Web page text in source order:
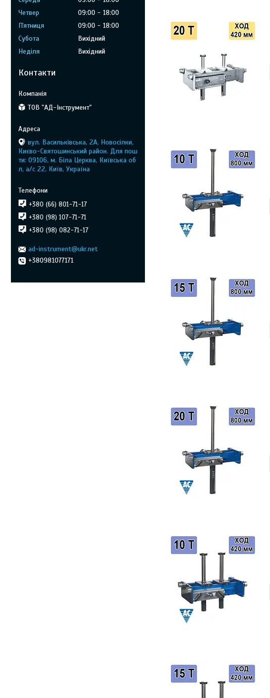
Четвер
09:00
18:00
Пʼятниця
09:00
18:00
Субота
Вихідний
Неділя
Вихідний
Контакти
ТОВ "АД-Інструмент"
вул. Васильківська, 2А, Новосілки,
Києво-Святошинський район. Для пош
ти: 09106, м. Біла Церква, Київська об
л, а/с 22, Київ, Україна
+380 (66) 801-71-17
+380 (98) 107-71-71
+380 (98) 082-71-17
ad-instrument@ukr.net
+380981077171